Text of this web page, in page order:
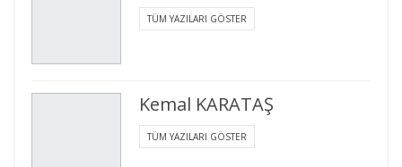
TÜM YAZILARI GÖSTER
Kemal KARATAŞ
TÜM YAZILARI GÖSTER